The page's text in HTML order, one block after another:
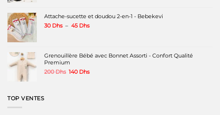
250 Dhs.
Attache-sucette et doudou 2-en-1 - Bebekevi
30 Dhs – 45 DhsPlage
à
45 Dhs
Grenouillère Bébé avec Bonnet Assorti - Confort Qualité
Premium
200Dhs Le
140 DhsLe
TOP VENTES